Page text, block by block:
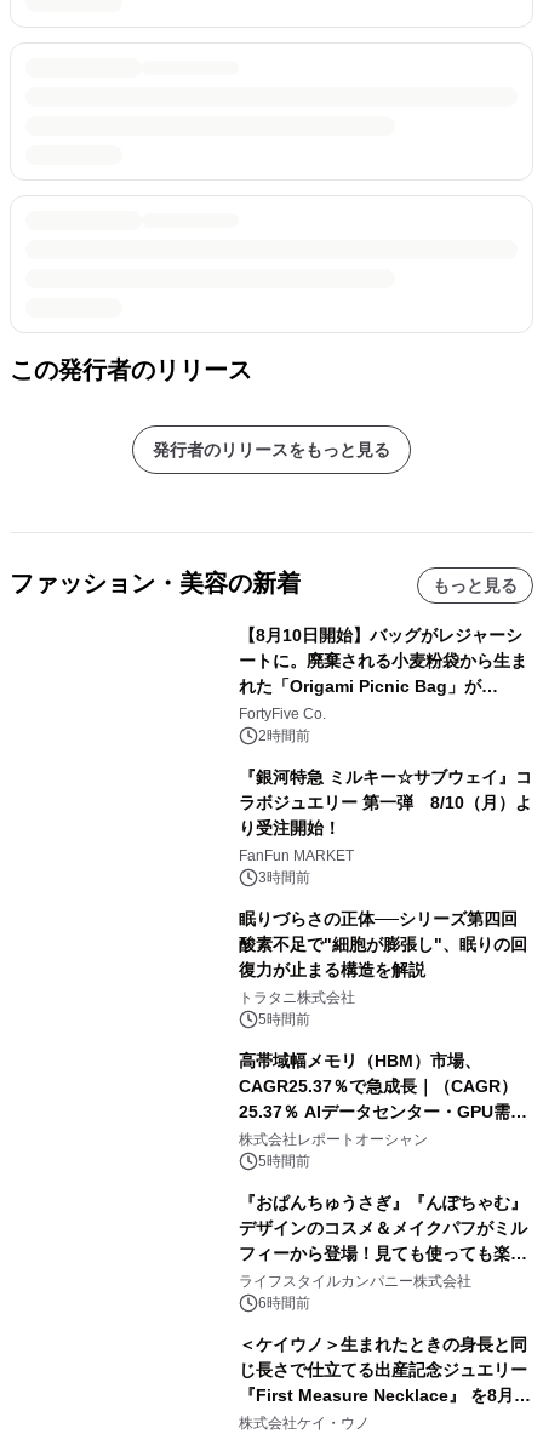
この発行者のリリース
発行者のリリースをもっと見る
ファッション・美容の新着 もっと見る
【8月10日開始】バッグがレジャーシ
ートに。廃棄される小麦粉袋から生ま
れた「Origami Picnic Bag」が
Makuakeに登場
FortyFive Co.
2時間前
『銀河特急 ミルキー☆サブウェイ』コ
ラボジュエリー 第一弾 8/10（月）よ
り受注開始！
FanFun MARKET
3時間前
眠りづらさの正体──シリーズ第四回
酸素不足で"細胞が膨張し"、眠りの回
復力が止まる構造を解説
トラタニ株式会社
5時間前
高帯域幅メモリ（HBM）市場、
CAGR25.37％で急成長｜（CAGR）
25.37％ AIデータセンター・GPU需要
拡大が2035年の市場成長を牽引
株式会社レポートオーシャン
5時間前
『おぱんちゅうさぎ』『んぽちゃむ』
デザインのコスメ＆メイクパフがミル
フィーから登場！見ても使っても楽し
い、ポップでキュートなコレクショ
ン。
ライフスタイルカンパニー株式会社
6時間前
＜ケイウノ＞生まれたときの身長と同
じ長さで仕立てる出産記念ジュエリー
『First Measure Necklace』 を8月14
日(金)に発売
株式会社ケイ・ウノ